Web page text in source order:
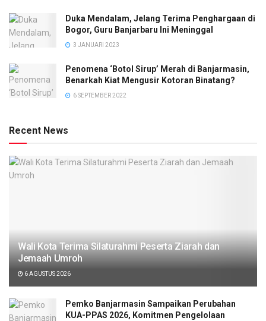
Duka Mendalam, Jelang Terima Penghargaan di
Bogor, Guru Banjarbaru Ini Meninggal
3 JANUARI 2023
Penomena ‘Botol Sirup’ Merah di Banjarmasin,
Benarkah Kiat Mengusir Kotoran Binatang?
6 SEPTEMBER 2022
Recent News
Wali Kota Terima Silaturahmi Peserta Ziarah dan
Jemaah Umroh
6 AGUSTUS 2026
Pemko Banjarmasin Sampaikan Perubahan
KUA-PPAS 2026, Komitmen Pengelolaan